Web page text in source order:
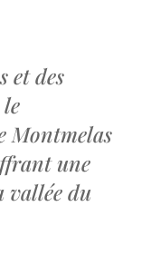
et des
Montmelas
une
vallée du